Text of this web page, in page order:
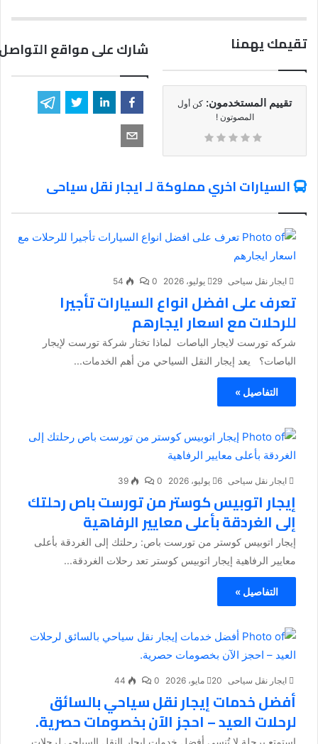
تقيمك يهمنا
تقييم المستخدمون: كن أول
المصوتون !
شارك على مواقع
السيارات اخري مملوكة لـ ايجار نقل سياحى
ايجار نقل سياحى 29 يوليو، 2026 0
54
تعرف على افضل انواع السيارات تأجيرا
للرحلات مع اسعار ايجارهم
شركه تورست لايجار الباصات لماذا تختار شركة تورست لإيجار
الباصات؟ يعد إيجار النقل السياحي من أهم الخدمات...
التفاصيل »
ايجار نقل سياحى 6 يوليو، 2026 0
39
إيجار اتوبيس كوستر من تورست باص رحلتك
إلى الغردقة بأعلى معايير الرفاهية
إيجار اتوبيس كوستر من تورست باص: رحلتك إلى الغردقة بأعلى
معايير الرفاهية إيجار اتوبيس كوستر تعد رحلات الغردقة...
التفاصيل »
ايجار نقل سياحى 20 مايو، 2026 0
44
أفضل خدمات إيجار نقل سياحي بالسائق
لرحلات العيد – احجز الآن بخصومات حصرية.
استمتع برحلة لا تُنسى أفضل خدمات إيجار النقل السياحي لرحلات